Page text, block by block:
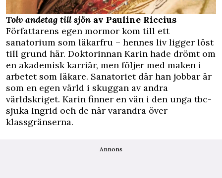
Tolv andetag till sjön av Pauline Riccius
Författarens egen mormor kom till ett
sanatorium som läkarfru – hennes liv ligger löst
till grund här. Doktorinnan Karin hade drömt om
en akademisk karriär, men följer med maken i
arbetet som läkare. Sanatoriet där han jobbar är
som en egen värld i skuggan av andra
världskriget. Karin finner en vän i den unga tbc-
sjuka Ingrid och de når varandra över
klassgränserna.
Annons